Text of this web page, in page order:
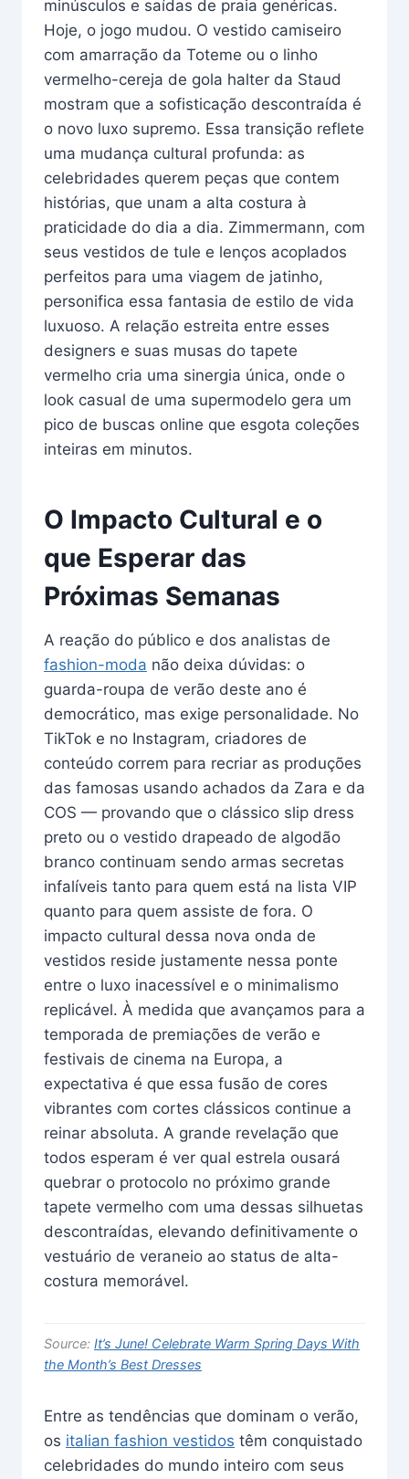
minúsculos e saídas de praia genéricas.
Hoje, o jogo mudou. O vestido camiseiro
com amarração da Toteme ou o linho
vermelho-cereja de gola halter da Staud
mostram que a sofisticação descontraída é
o novo luxo supremo. Essa transição reflete
uma mudança cultural profunda: as
celebridades querem peças que contem
histórias, que unam a alta costura à
praticidade do dia a dia. Zimmermann, com
seus vestidos de tule e lenços acoplados
perfeitos para uma viagem de jatinho,
personifica essa fantasia de estilo de vida
luxuoso. A relação estreita entre esses
designers e suas musas do tapete
vermelho cria uma sinergia única, onde o
look casual de uma supermodelo gera um
pico de buscas online que esgota coleções
inteiras em minutos.
O Impacto Cultural e o
que Esperar das
Próximas Semanas
A reação do público e dos analistas de
fashion-moda não deixa dúvidas: o
guarda-roupa de verão deste ano é
democrático, mas exige personalidade. No
TikTok e no Instagram, criadores de
conteúdo correm para recriar as produções
das famosas usando achados da Zara e da
COS — provando que o clássico slip dress
preto ou o vestido drapeado de algodão
branco continuam sendo armas secretas
infalíveis tanto para quem está na lista VIP
quanto para quem assiste de fora. O
impacto cultural dessa nova onda de
vestidos reside justamente nessa ponte
entre o luxo inacessível e o minimalismo
replicável. À medida que avançamos para a
temporada de premiações de verão e
festivais de cinema na Europa, a
expectativa é que essa fusão de cores
vibrantes com cortes clássicos continue a
reinar absoluta. A grande revelação que
todos esperam é ver qual estrela ousará
quebrar o protocolo no próximo grande
tapete vermelho com uma dessas silhuetas
descontraídas, elevando definitivamente o
vestuário de veraneio ao status de alta-
costura memorável.
Source: It’s June! Celebrate Warm Spring Days With
the Month’s Best Dresses
Entre as tendências que dominam o verão,
os italian fashion vestidos têm conquistado
celebridades do mundo inteiro com seus